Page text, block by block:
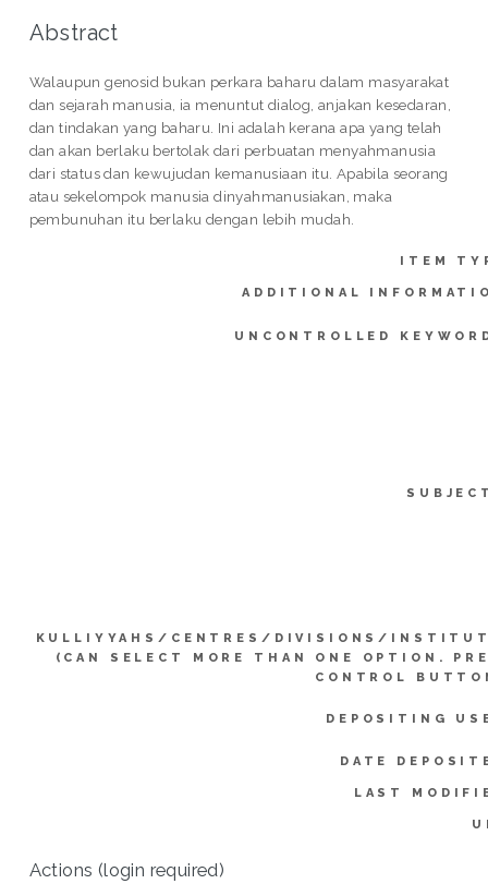
Abstract
Walaupun genosid bukan perkara baharu dalam masyarakat
dan sejarah manusia, ia menuntut dialog, anjakan kesedaran,
dan tindakan yang baharu. Ini adalah kerana apa yang telah
dan akan berlaku bertolak dari perbuatan menyahmanusia
dari status dan kewujudan kemanusiaan itu. Apabila seorang
atau sekelompok manusia dinyahmanusiakan, maka
pembunuhan itu berlaku dengan lebih mudah.
ITEM
ADDITIONAL
UNCONTROLLED
KULLIYYAHS/CENTRES/DIVISIONS/
(CAN SELECT MORE THAN ONE OPTION.
CONTROL
DEPOSITING
DATE
LAST
Actions (login required)